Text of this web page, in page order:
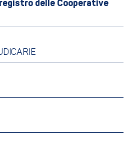
delle Cooperative